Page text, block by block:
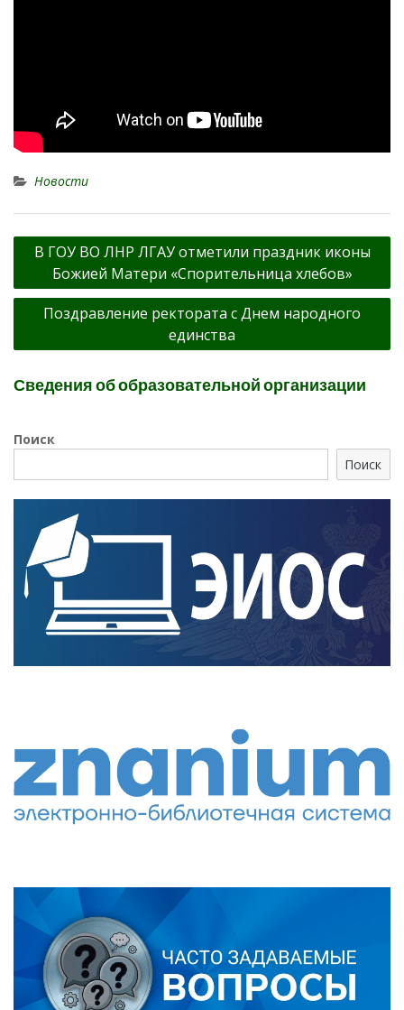
Новости
Навигация
записям
В ГОУ ВО ЛНР ЛГАУ отметили праздник иконы
Божией Матери «Спорительница хлебов»
Поздравление ректората с Днем народного
единства
Сведения об образовательной организации
Поиск
Поиск